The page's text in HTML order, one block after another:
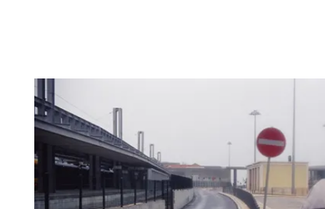
Agrandir